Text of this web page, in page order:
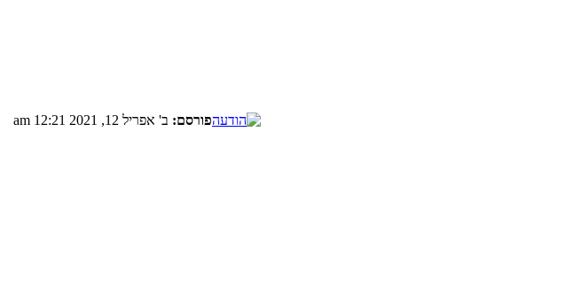
פורסם: ב' אפריל 12, 2021 12:21 am